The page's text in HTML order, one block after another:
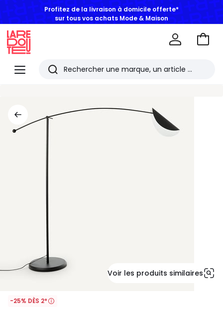
Profitez de la livraison à domicile offerte*
sur tous vos achats Mode & Maison
Menu
Redoute
Rechercher
articles
consultés
Aller
Voir les produits similaires
-25% DÈS 2*